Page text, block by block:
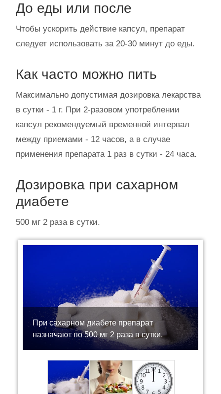
До еды или после
Чтобы ускорить действие капсул, препарат
следует использовать за 20-30 минут до еды.
Как часто можно пить
Максимально допустимая дозировка лекарства
в сутки - 1 г. При 2-разовом употреблении
капсул рекомендуемый временной интервал
между приемами - 12 часов, а в случае
применения препарата 1 раз в сутки - 24 часа.
Дозировка при сахарном
диабете
500 мг 2 раза в сутки.
При сахарном диабете препарат
назначают по 500 мг 2 раза в сутки.